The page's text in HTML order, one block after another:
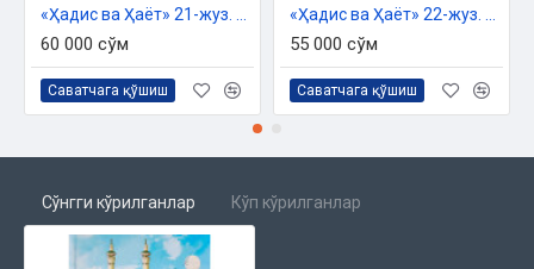
60 000 сўм
Саватчага қўшиш
55 000 сўм
Саватчага қўшиш
Сўнгги кўрилганлар Кўп кўрилганлар